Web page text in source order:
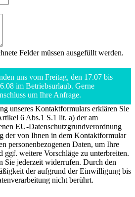
Felder müssen ausgefüllt werden.
uns vom Freitag, den 17.07 bis
im Betriebsurlaub. Gerne
um Ihre Anfrage.
unseres Kontaktformulars erklären Sie
6 Abs.1 S.1 lit. a) der am
EU-Datenschutzgrundverordnung
der von Ihnen in dem Kontaktformular
personenbezogenen Daten, um Ihre
ggf. weitere Vorschläge zu unterbreiten.
Sie jederzeit widerrufen. Durch den
der aufgrund der Einwilligung bis
nicht berührt.